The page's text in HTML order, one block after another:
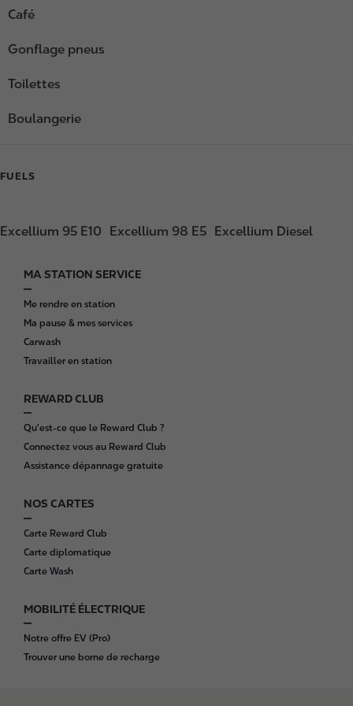
Café
Gonflage pneus
Toilettes
Boulangerie
FUELS
Excellium 95 E10 Excellium 98 E5 Excellium Diesel
F
o
o
t
e
MA STATION SERVICE
Me rendre en station
Ma pause & mes services
Carwash
Travailler en station
REWARD CLUB
Qu'est-ce que le Reward Club ?
Connectez vous au Reward Club
Assistance dépannage gratuite
NOS CARTES
Carte Reward Club
Carte diplomatique
Carte Wash
MOBILITÉ ÉLECTRIQUE
Notre offre EV (Pro)
Trouver une borne de recharge